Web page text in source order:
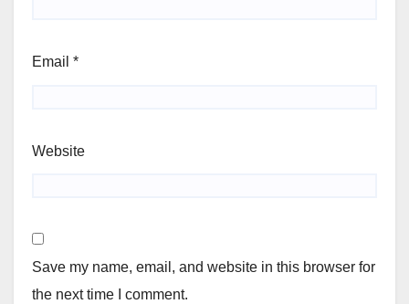
Email *
Website
Save my name, email, and website in this browser for
the next time I comment.